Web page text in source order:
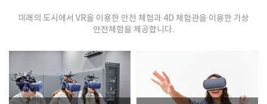
미래의 도시에서 VR을 이용한 안전 체험과 4D 체험관을 이용한 가상
안전체험을 제공합니다.